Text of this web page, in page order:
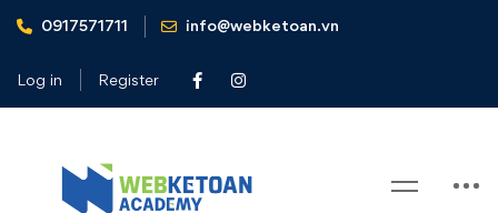
0917571711 info@webketoan.vn
Log in Register
Home Financial analysis
Tag: Financial analysis